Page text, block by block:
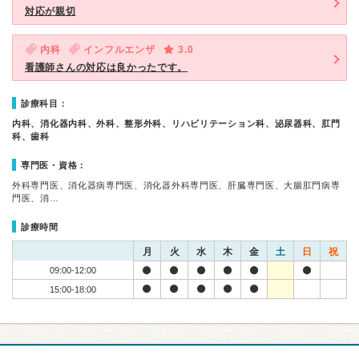
対応が親切
内科 インフルエンザ
3.0
看護師さんの対応は良かったです。
診療科目：
内科、消化器内科、外科、整形外科、リハビリテーション科、泌尿器科、肛門
科、歯科
専門医・資格：
外科専門医、消化器病専門医、消化器外科専門医、肝臓専門医、大腸肛門病専
門医、消…
診療時間
月 火 水 木 金 土 日 祝
09:00-12:00
15:00-18:00